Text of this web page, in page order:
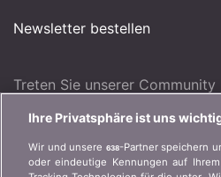
Newsletter bestellen
Treten Sie unserer Community
Ihre Privatsphäre ist uns
Wir und unsere 638-Partner speichern
oder eindeutige Kennungen auf